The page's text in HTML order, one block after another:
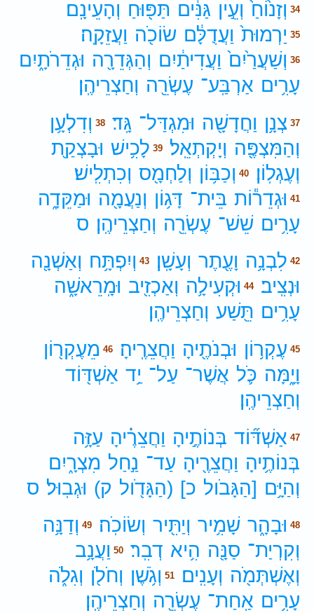
34 וְזָנ֙וֹחַ֙ וְעֵ֣ין גַּנִּ֔ים תַּפּ֖וּחַ וְהָעֵינָֽם׃
35 יַרְמוּת֙ וַעֲדֻלָּ֔ם שׂוֹכֹ֖ה וַעֲזֵקָֽה׃
36 וְשַׁעֲרַ֙יִם֙ וַעֲדִיתַ֔יִם וְהַגְּדֵרָ֖ה וּגְדֵרֹתָ֑יִם
עָרִ֥ים אַרְבַּֽע־ עֶשְׂרֵ֖ה וְחַצְרֵיהֶֽן׃
37 צְנָ֥ן וַחֲדָשָׁ֖ה וּמִגְדַּל־ גָּֽד׃ 38 וְדִלְעָ֥ן
וְהַמִּצְפֶּ֖ה וְיָקְתְאֵֽל׃ 39 לָכִ֥ישׁ וּבָצְקַ֖ת
וְעֶגְלֽוֹן׃
40 וְכַבּ֥וֹן וְלַחְמָ֖ס וְכִתְלִֽישׁ׃
41 וּגְדֵר֕וֹת בֵּית־ דָּג֥וֹן וְנַעֲמָ֖ה וּמַקֵּדָ֑ה
עָרִ֥ים שֵׁשׁ־ עֶשְׂרֵ֖ה וְחַצְרֵיהֶֽן׃ ס
42 לִבְנָ֥ה וָעֶ֖תֶר וְעָשָֽׁן׃ 43 וְיִפְתָּ֥ח וְאַשְׁנָ֖ה
וּנְצִֽיב׃
44 וּקְעִילָ֥ה וְאַכְזִ֖יב וּמָֽרֵאשָׁ֑ה
עָרִ֥ים תֵּ֖שַׁע וְחַצְרֵיהֶֽן׃
45 עֶקְר֥וֹן וּבְנֹתֶ֖יהָ וַחֲצֵרֶֽיהָ׃ 46 מֵעֶקְר֖וֹן
וָיָ֑מָּה כֹּ֛ל אֲשֶׁר־ עַל־ יַ֥ד אַשְׁדּ֖וֹד
וְחַצְרֵיהֶֽן׃
47 אַשְׁדּ֞וֹד בְּנוֹתֶ֣יהָ וַחֲצֵרֶ֗יהָ עַזָּ֥ה
בְּנוֹתֶ֥יהָ וַחֲצֵרֶ֖יהָ עַד־ נַ֣חַל מִצְרָ֑יִם
וְהַיָּ֥ם [הַגָּבֹול כ] (הַגָּדֹ֖ול ק) וּגְבֽוּל׃ ס
48 וּבָהָ֑ר שָׁמִ֥יר וְיַתִּ֖יר וְשׂוֹכֹֽה׃ 49 וְדַנָּ֥ה
וְקִרְיַת־ סַנָּ֖ה הִ֥יא דְבִֽר׃ 50 וַעֲנָ֥ב
וְאֶשְׁתְּמֹ֖ה וְעָנִֽים׃ 51 וְגֹ֥שֶׁן וְחֹלֹ֖ן וְגִלֹ֑ה
עָרִ֥ים אַֽחַת־ עֶשְׂרֵ֖ה וְחַצְרֵיהֶֽן׃